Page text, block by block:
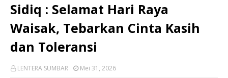
Sidiq : Selamat Hari Raya
Waisak, Tebarkan Cinta Kasih
dan Toleransi
LENTERA SUMBAR Mei 31, 2026